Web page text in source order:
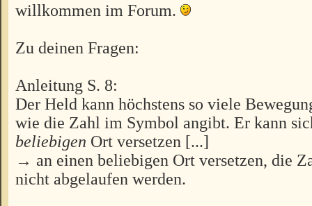
willkommen im Forum.
Zu deinen Fragen:
Anleitung S. 8:
Der Held kann höchstens so viele
wie die Zahl im Symbol angibt. Er kann
beliebigen Ort versetzen [...]
→ an einen beliebigen Ort versetzen, die
nicht abgelaufen werden.